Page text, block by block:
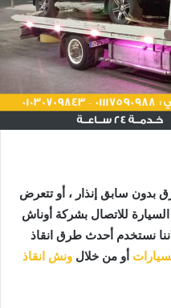
بدون سابق إنذار ، أو تتعرض
للاتصال بشركة أوناش
نستخدم أحدث طرق انقاذ
أو من خلال ونش انقاذ